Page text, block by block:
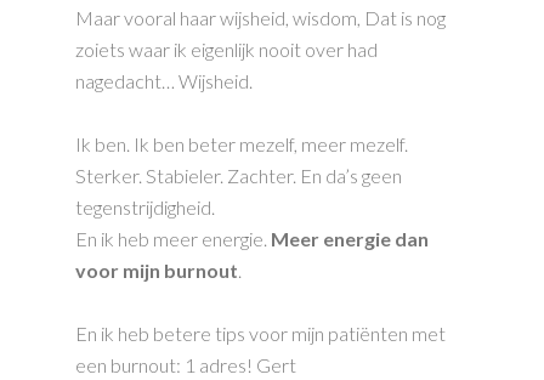
Maar vooral haar wijsheid, wisdom, Dat is nog
zoiets waar ik eigenlijk nooit over had
nagedacht… Wijsheid.
Ik ben. Ik ben beter mezelf, meer mezelf.
Sterker. Stabieler. Zachter. En da’s geen
tegenstrijdigheid.
En ik heb meer energie. Meer energie dan
voor mijn burnout.
En ik heb betere tips voor mijn patiënten met
een burnout: 1 adres! Gert